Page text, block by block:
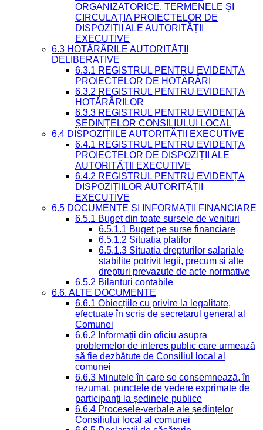
ORGANIZATORICE, TERMENELE ȘI
CIRCULAȚIA PROIECTELOR DE
DISPOZIȚII ALE AUTORITĂȚII
EXECUTIVE
6.3 HOTĂRÂRILE AUTORITĂȚII
DELIBERATIVE
6.3.1 REGISTRUL PENTRU EVIDENȚA
PROIECTELOR DE HOTĂRÂRI
6.3.2 REGISTRUL PENTRU EVIDENȚA
HOTĂRÂRILOR
6.3.3 REGISTRUL PENTRU EVIDENȚA
ȘEDINȚELOR CONSILIULUI LOCAL
6.4 DISPOZIȚIILE AUTORITĂȚII EXECUTIVE
6.4.1 REGISTRUL PENTRU EVIDENȚA
PROIECTELOR DE DISPOZIȚII ALE
AUTORITĂȚII EXECUTIVE
6.4.2 REGISTRUL PENTRU EVIDENȚA
DISPOZIȚIILOR AUTORITĂȚII
EXECUTIVE
6.5 DOCUMENTE ȘI INFORMAȚII FINANCIARE
6.5.1 Buget din toate sursele de venituri
6.5.1.1 Buget pe surse financiare
6.5.1.2 Situatia platilor
6.5.1.3 Situatia drepturilor salariale
stabilite potrivit legii, precum si alte
drepturi prevazute de acte normative
6.5.2 Bilanturi contabile
6.6. ALTE DOCUMENTE
6.6.1 Obiecțiile cu privire la legalitate,
efectuate în scris de secretarul general al
Comunei
6.6.2 Informații din oficiu asupra
problemelor de interes public care urmează
să fie dezbătute de Consiliul local al
comunei
6.6.3 Minutele în care se consemnează, în
rezumat, punctele de vedere exprimate de
participanți la ședinele publice
6.6.4 Procesele-verbale ale ședințelor
Consiliului local al comunei